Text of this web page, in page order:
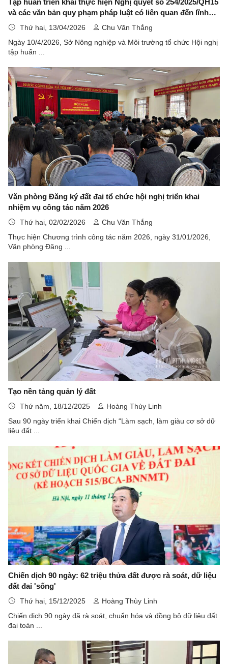
Tập huấn triển khai thực hiện Nghị quyết số 254/2025/QH15
và các văn bản quy phạm pháp luật có liên quan đến lĩnh
vực đất đai
Thứ hai, 13/04/2026
Chu Văn Thắng
Ngày 10/4/2026, Sở Nông nghiệp và Môi trường tổ chức Hội nghị
tập huấn ...
Văn phòng Đăng ký đất đai tổ chức hội nghị triển khai
nhiệm vụ công tác năm 2026
Thứ hai, 02/02/2026
Chu Văn Thắng
Thực hiện Chương trình công tác năm 2026, ngày 31/01/2026,
Văn phòng Đăng ...
Tạo nền tảng quản lý đất
Thứ năm, 18/12/2025
Hoàng Thùy Linh
Sau 90 ngày triển khai Chiến dịch “Làm sạch, làm giàu cơ sở dữ
liệu đất ...
Chiến dịch 90 ngày: 62 triệu thửa đất được rà soát, dữ liệu
đất đai 'sống'
Thứ hai, 15/12/2025
Hoàng Thùy Linh
Chiến dịch 90 ngày đã rà soát, chuẩn hóa và đồng bộ dữ liệu đất
đai toàn ...